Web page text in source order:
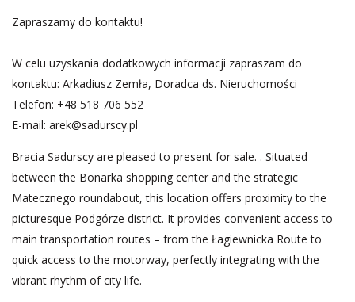
Zapraszamy do kontaktu!
W celu uzyskania dodatkowych informacji zapraszam do
kontaktu: Arkadiusz Zemła, Doradca ds. Nieruchomości
Telefon: +48 518 706 552
E-mail: arek@sadurscy.pl
Bracia Sadurscy are pleased to present for sale. . Situated
between the Bonarka shopping center and the strategic
Matecznego roundabout, this location offers proximity to the
picturesque Podgórze district. It provides convenient access to
main transportation routes – from the Łagiewnicka Route to
quick access to the motorway, perfectly integrating with the
vibrant rhythm of city life.